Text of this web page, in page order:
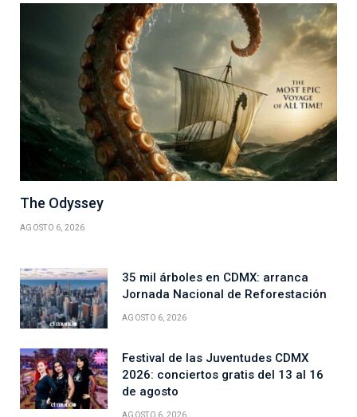
The Odyssey
AGOSTO 6, 2026
35 mil árboles en CDMX: arranca
Jornada Nacional de Reforestación
AGOSTO 6, 2026
Festival de las Juventudes CDMX
2026: conciertos gratis del 13 al 16
de agosto